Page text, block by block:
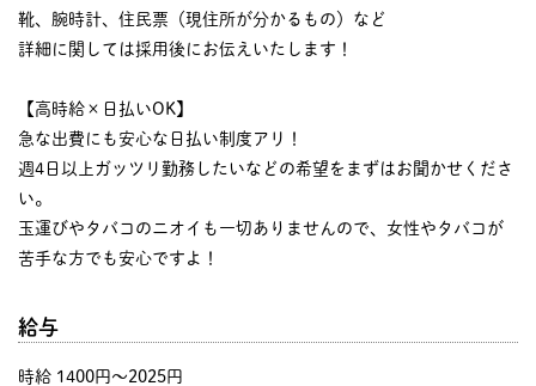
靴、腕時計、住民票（現住所が分かるもの）など
詳細に関しては採用後にお伝えいたします！
【高時給×日払いOK】
急な出費にも安心な日払い制度アリ！
週4日以上ガッツリ勤務したいなどの希望をまずはお聞かせくださ
い。
玉運びやタバコのニオイも一切ありませんので、女性やタバコが
苦手な方でも安心ですよ！
給与
時給 1400円〜2025円